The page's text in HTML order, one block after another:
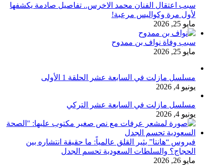
سبب اعتقال الفنان محمد الاخرس.. تفاصيل صادمة يكشفها
لأول مرة وكواليس مرعبة!
مايو 25, 2026
سبب وفاة نواف بن ممدوح
مايو 25, 2026
مسلسل مازلت في السابعة عشر الحلقة 1 الأولى
يونيو 4, 2026
مسلسل مازلت في السابعة عشر التركي
يونيو 4, 2026
فيروس “هانتا” يثير القلق عالمياً: ما حقيقة انتشاره بين
الحجاج؟ والسلطات السعودية تحسم الجدل
مايو 26, 2026